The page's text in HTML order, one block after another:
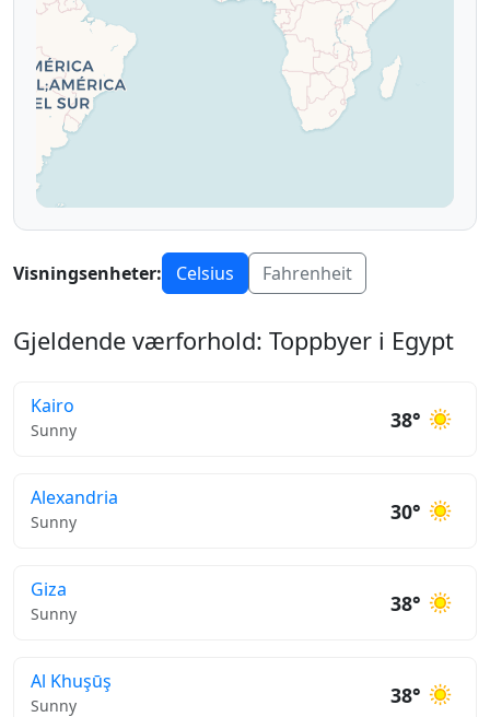
Visningsenheter: Celsius Fahrenheit
Gjeldende værforhold: Toppbyer i Egypt
Kairo
Sunny 38°
Alexandria
Sunny 30°
Giza
Sunny 38°
Al Khuşūş
Sunny 38°